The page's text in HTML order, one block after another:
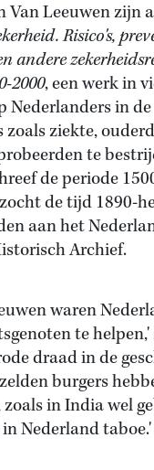
Van Leeuwen zijn
Risico's,
andere
2000, een werk in
Nederlanders in
zoals ziekte,
te
de periode
de tijd 1890-
aan het
Archief.
waren
te helpen,'
draad in de
burgers
zoals in India wel
Nederland taboe.'